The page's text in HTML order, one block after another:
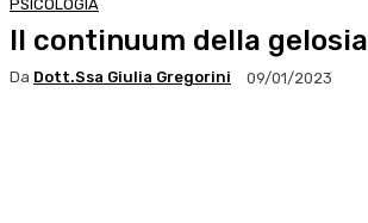
PSICOLOGIA
Il continuum della gelosia
Da Dott.ssa Giulia Gregorini 09/01/2023